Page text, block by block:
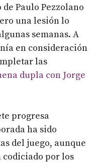
Paulo Pezzolano
una lesión lo
semanas. A
en consideración
las
dupla con Jorge
progresa
ha sido
del juego, aunque
codiciado por los